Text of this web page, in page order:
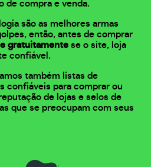
de compra e venda.
são as melhores armas
então, antes de comprar
gratuitamente se o site, loja
confiável.
também listas de
confiáveis para comprar ou
de lojas e selos de
que se preocupam com seus